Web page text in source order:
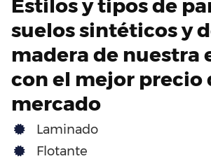
Estilos y tipos de
suelos sintéticos y
madera de nuestra
con el mejor precio
mercado
Laminado
Flotante